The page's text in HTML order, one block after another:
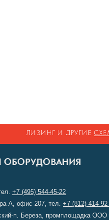
ЛИЗИНГ И ДРУГИЕ
ОБОРУДОВАНИЯ
+7 (495) 544-45-22
А, офис 207, тел. +7 (812) 414-
п. Береза, промплощадка